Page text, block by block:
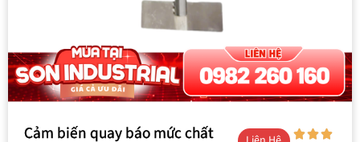
Cảm biến quay báo mức chất